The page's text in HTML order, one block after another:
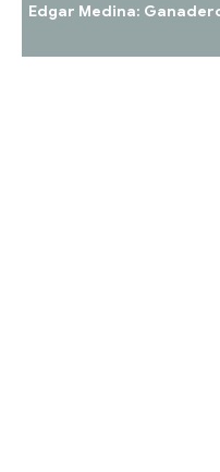
Edgar Medina: